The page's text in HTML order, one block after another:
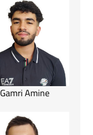
Gamri Amine